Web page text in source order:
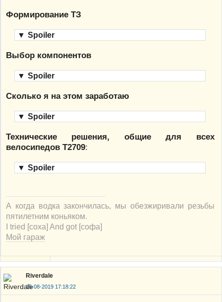
Формирование ТЗ
▼ Spoiler
Выбор компонентов
▼ Spoiler
Сколько я на этом заработаю
▼ Spoiler
Технические решения, общие для всех
велосипедов Т2709:
▼ Spoiler
А когда водка закончилась, мы обезжиривали резьбы
пятилетним коньяком.
I tried [соха] And got [софа]
Мой гараж
Riverdale
15-08-2019 17:18:22